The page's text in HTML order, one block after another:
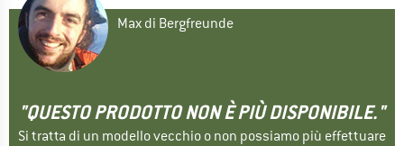
Max di Bergfreunde
"QUESTO PRODOTTO NON È PIÙ DISPONIBILE."
Si tratta di un modello vecchio o non possiamo più effettuare